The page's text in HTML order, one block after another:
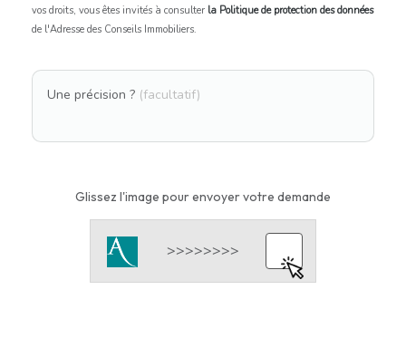
vos droits, vous êtes invités à consulter la Politique de protection des données
de l'Adresse des Conseils Immobiliers.
Une précision ? (facultatif)
Glissez l'image pour envoyer votre demande